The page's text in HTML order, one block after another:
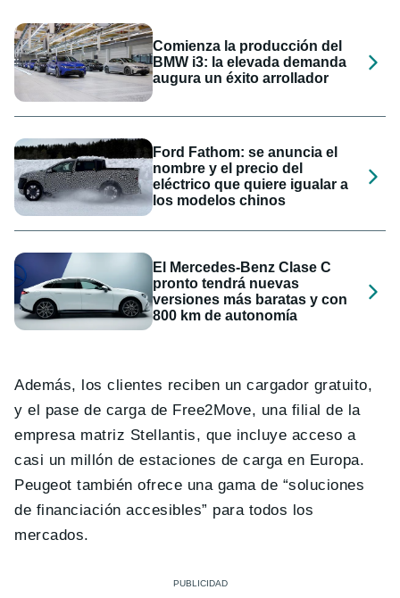
Comienza la producción del
BMW i3: la elevada demanda
augura un éxito arrollador
Ford Fathom: se anuncia el
nombre y el precio del
eléctrico que quiere igualar a
los modelos chinos
El Mercedes-Benz Clase C
pronto tendrá nuevas
versiones más baratas y con
800 km de autonomía
Además, los clientes reciben un cargador gratuito,
y el pase de carga de Free2Move, una filial de la
empresa matriz Stellantis, que incluye acceso a
casi un millón de estaciones de carga en Europa.
Peugeot también ofrece una gama de “soluciones
de financiación accesibles” para todos los
mercados.